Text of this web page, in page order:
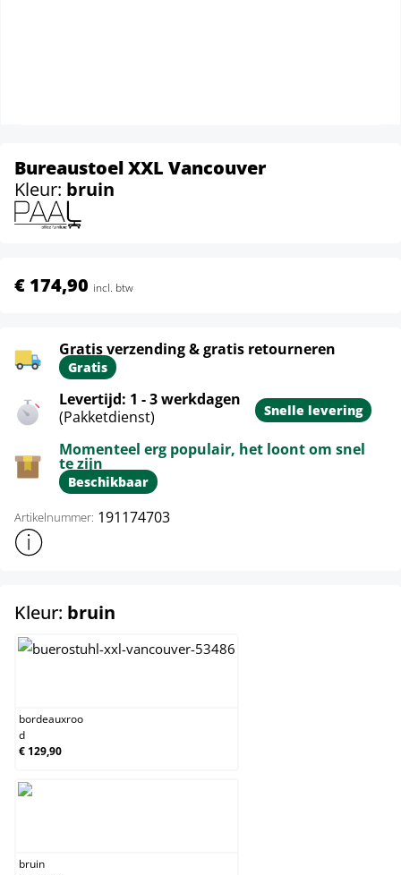
Bureaustoel XXL Vancouver
Kleur: bruin
€ 174,90 incl. btw
Gratis verzending & gratis retourneren
Gratis
Levertijd: 1 - 3 werkdagen
(Pakketdienst)
Snelle levering
Momenteel erg populair, het loont om snel
te zijn
Beschikbaar
Artikelnummer: 191174703
Toon meer productinformatie
Kleur: bruin
bordeauxroo
d
€ 129,90
bruin